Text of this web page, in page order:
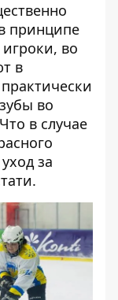
принципе
во
в
во
в случае
за